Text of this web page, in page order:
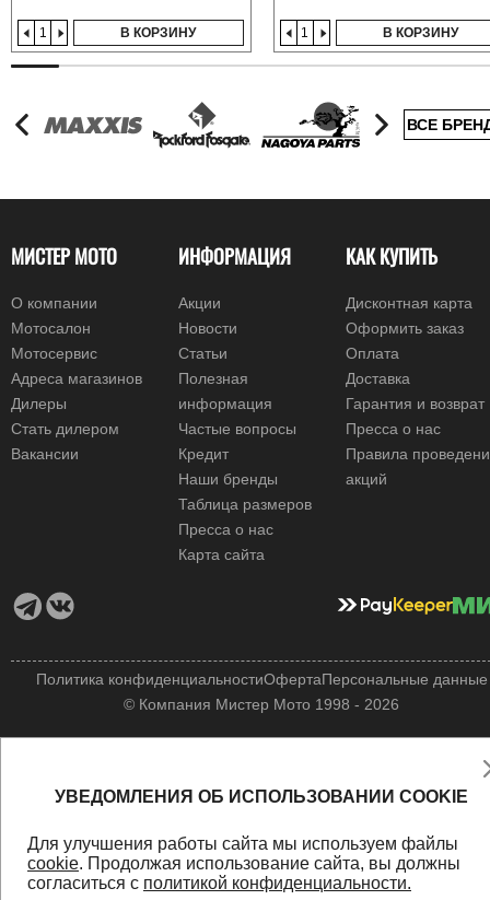
В КОРЗИНУ В КОРЗИНУ
ВСЕ
МИСТЕР МОТО
О компании
Мотосалон
Мотосервис
Адреса магазинов
Дилеры
Стать дилером
Вакансии
ИНФОРМАЦИЯ
Акции
Новости
Статьи
Полезная
информация
Частые вопросы
Кредит
Наши бренды
Таблица размеров
Пресса о нас
Карта сайта
КАК КУПИТЬ
Дисконтная карта
Оформить заказ
Оплата
Доставка
Гарантия и возврат
Пресса о нас
Правила
акций
© Компания Мистер Мото 1998 - 2026
Политика конфиденциальностиОфертаПерсональные данные
УВЕДОМЛЕНИЯ ОБ ИСПОЛЬЗОВАНИИ COOKIE
Для улучшения работы сайта мы используем файлы
cookie. Продолжая использование сайта, вы должны
согласиться с политикой конфиденциальности.